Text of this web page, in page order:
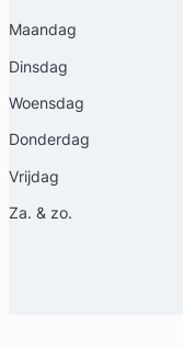
Maandag
Dinsdag
Woensdag
Donderdag
Vrijdag
Za. & zo.